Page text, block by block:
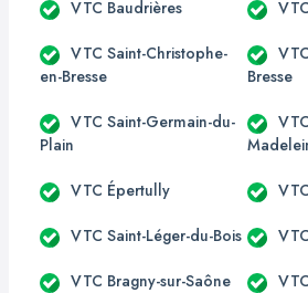
VTC Baudrières
VTC Saint-Christophe-
en-Bresse
Bresse
VTC Saint-Germain-du-
Plain
VTC Épertully
VTC Saint-Léger-du-Bois
VTC Bragny-sur-Saône